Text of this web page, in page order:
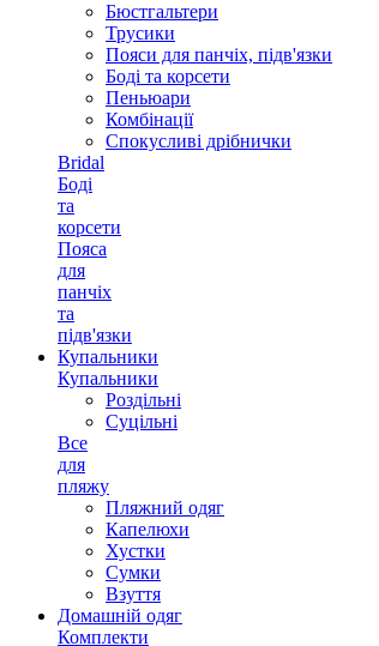
Бюстгальтери
Трусики
Пояси для панчіх, підв'язки
Боді та корсети
Пеньюари
Комбінації
Спокусливі дрібнички
Bridal
Боді
та
корсети
Пояса
для
панчіх
та
підв'язки
Купальники
Купальники
Роздільні
Суцільні
Все
для
пляжу
Пляжний одяг
Капелюхи
Хустки
Сумки
Взуття
Домашній одяг
Комплекти